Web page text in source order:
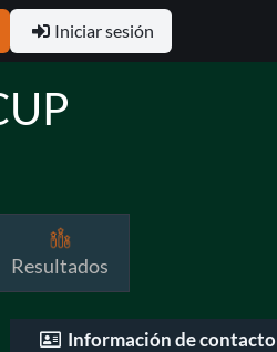
Iniciar sesión
Resultados
Información de contacto